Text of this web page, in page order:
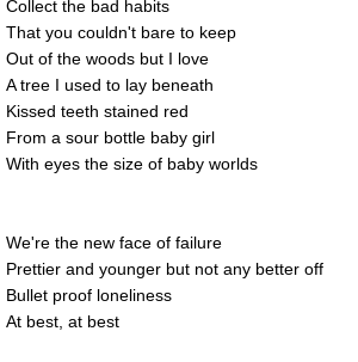
Collect the bad habits
That you couldn't bare to keep
Out of the woods but I love
A tree I used to lay beneath
Kissed teeth stained red
From a sour bottle baby girl
With eyes the size of baby worlds
We're the new face of failure
Prettier and younger but not any better off
Bullet proof loneliness
At best at best